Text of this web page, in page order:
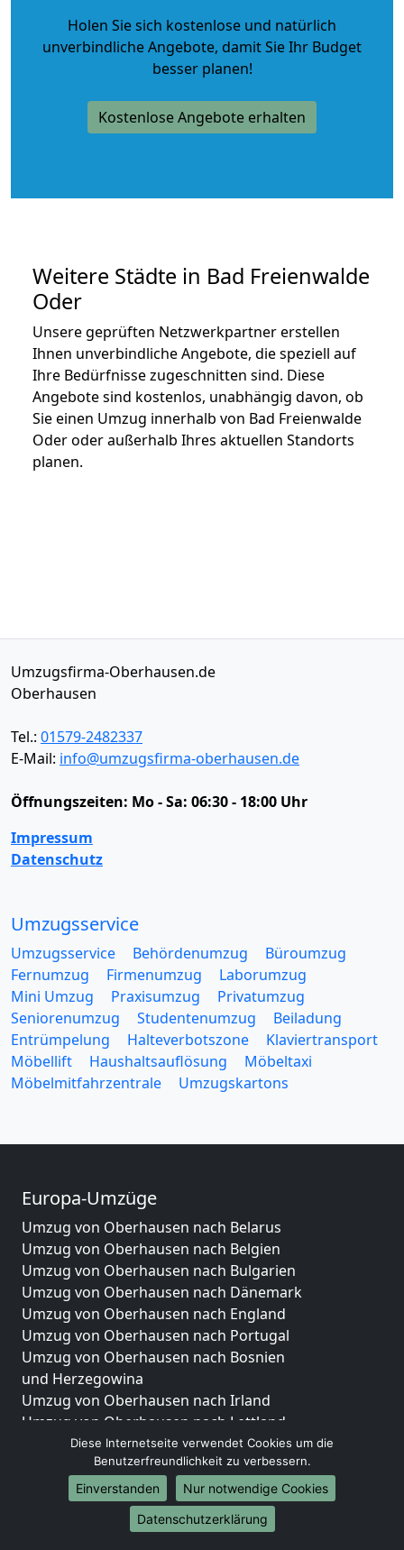
Holen Sie sich kostenlose und natürlich
unverbindliche Angebote, damit Sie Ihr Budget
besser planen!
Kostenlose Angebote erhalten
Weitere Städte in Bad Freienwalde
Oder
Unsere geprüften Netzwerkpartner erstellen
Ihnen unverbindliche Angebote, die speziell auf
Ihre Bedürfnisse zugeschnitten sind. Diese
Angebote sind kostenlos, unabhängig davon, ob
Sie einen Umzug innerhalb von Bad Freienwalde
Oder oder außerhalb Ihres aktuellen Standorts
planen.
Umzugsfirma-Oberhausen.de
Oberhausen
Tel.: 01579-2482337
E-Mail: info@umzugsfirma-oberhausen.de
Öffnungszeiten: Mo - Sa: 06:30 - 18:00 Uhr
Impressum
Datenschutz
Umzugsservice
Umzugsservice Behördenumzug
Büroumzug
Fernumzug
Firmenumzug
Laborumzug
Mini Umzug
Praxisumzug
Privatumzug
Seniorenumzug
Studentenumzug
Beiladung
Entrümpelung
Halteverbotszone
Klaviertransport
Möbellift
Haushaltsauflösung
Möbeltaxi
Möbelmitfahrzentrale
Umzugskartons
Europa-Umzüge
Umzug von Oberhausen nach Belarus
Umzug von Oberhausen nach Belgien
Umzug von Oberhausen nach Bulgarien
Umzug von Oberhausen nach Dänemark
Umzug von Oberhausen nach England
Umzug von Oberhausen nach Portugal
Umzug von Oberhausen nach Bosnien
und Herzegowina
Umzug von Oberhausen nach Irland
Umzug von Oberhausen nach Lettland
Umzug von Oberhausen nach Zypern
Umzug von Oberhausen nach Kroatien
Umzug von Oberhausen nach Estland
Umzug von Oberhausen nach Finnland
Umzug von Oberhausen nach Frankreich
Diese Internetseite verwendet Cookies um die
Benutzerfreundlichkeit zu verbessern.
Einverstanden
Nur notwendige Cookies
Datenschutzerklärung